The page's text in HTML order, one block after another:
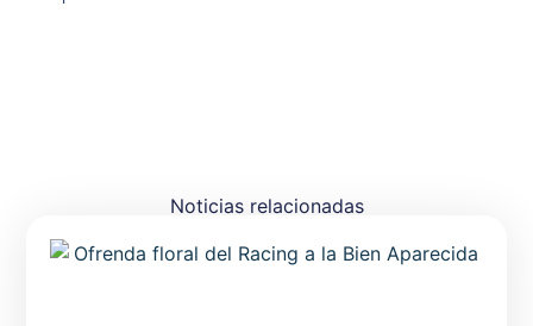
Noticias relacionadas